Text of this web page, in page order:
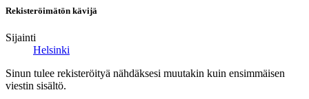
Rekisteröimätön kävijä
Sijainti
Helsinki
Sinun tulee rekisteröityä nähdäksesi muutakin kuin ensimmäisen
viestin sisältö.